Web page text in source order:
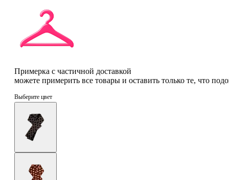
Примерка с частичной доставкой
можете примерить все товары и оставить только те, что
Выберите цвет